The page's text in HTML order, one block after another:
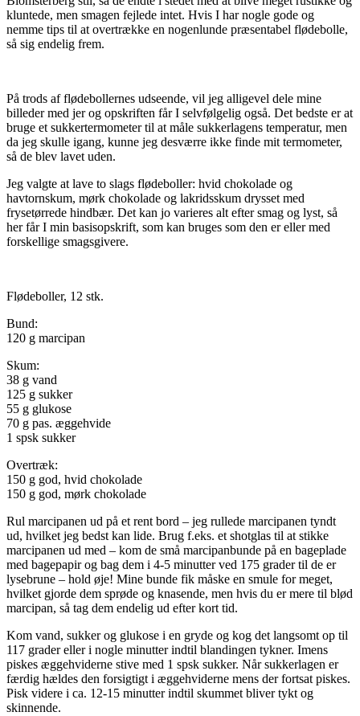
kluntede, men smagen fejlede intet. Hvis I har nogle gode og
nemme tips til at overtrække en nogenlunde præsentabel flødebolle,
så sig endelig frem.
På trods af flødebollernes udseende, vil jeg alligevel dele mine
billeder med jer og opskriften får I selvfølgelig også. Det bedste er at
bruge et sukkertermometer til at måle sukkerlagens temperatur, men
da jeg skulle igang, kunne jeg desværre ikke finde mit termometer,
så de blev lavet uden.
Jeg valgte at lave to slags flødeboller: hvid chokolade og
havtornskum, mørk chokolade og lakridsskum drysset med
frysetørrede hindbær. Det kan jo varieres alt efter smag og lyst, så
her får I min basisopskrift, som kan bruges som den er eller med
forskellige smagsgivere.
Flødeboller, 12 stk.
Bund:
120 g marcipan
Skum:
38 g vand
125 g sukker
55 g glukose
70 g pas. æggehvide
1 spsk sukker
Overtræk:
150 g god, hvid chokolade
150 g god, mørk chokolade
Rul marcipanen ud på et rent bord – jeg rullede marcipanen tyndt
ud, hvilket jeg bedst kan lide. Brug f.eks. et shotglas til at stikke
marcipanen ud med – kom de små marcipanbunde på en bageplade
med bagepapir og bag dem i 4-5 minutter ved 175 grader til de er
lysebrune – hold øje! Mine bunde fik måske en smule for meget,
hvilket gjorde dem sprøde og knasende, men hvis du er mere til blød
marcipan, så tag dem endelig ud efter kort tid.
Kom vand, sukker og glukose i en gryde og kog det langsomt op til
117 grader eller i nogle minutter indtil blandingen tykner. Imens
piskes æggehviderne stive med 1 spsk sukker. Når sukkerlagen er
færdig hældes den forsigtigt i æggehviderne mens der fortsat piskes.
Pisk videre i ca. 12-15 minutter indtil skummet bliver tykt og
skinnende.